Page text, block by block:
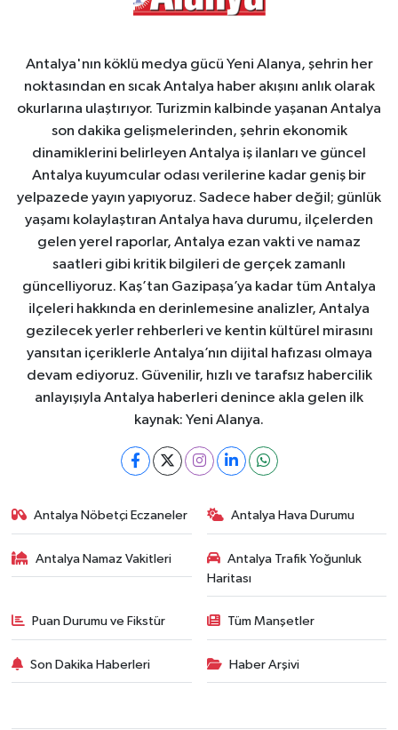
Antalya'nın köklü medya gücü Yeni Alanya, şehrin her
noktasından en sıcak Antalya haber akışını anlık olarak
okurlarına ulaştırıyor. Turizmin kalbinde yaşanan Antalya
son dakika gelişmelerinden, şehrin ekonomik
dinamiklerini belirleyen Antalya iş ilanları ve güncel
Antalya kuyumcular odası verilerine kadar geniş bir
yelpazede yayın yapıyoruz. Sadece haber değil; günlük
yaşamı kolaylaştıran Antalya hava durumu, ilçelerden
gelen yerel raporlar, Antalya ezan vakti ve namaz
saatleri gibi kritik bilgileri de gerçek zamanlı
güncelliyoruz. Kaş’tan Gazipaşa’ya kadar tüm Antalya
ilçeleri hakkında en derinlemesine analizler, Antalya
gezilecek yerler rehberleri ve kentin kültürel mirasını
yansıtan içeriklerle Antalya’nın dijital hafızası olmaya
devam ediyoruz. Güvenilir, hızlı ve tarafsız habercilik
anlayışıyla Antalya haberleri denince akla gelen ilk
kaynak: Yeni Alanya.
Antalya Nöbetçi Eczaneler Antalya Hava Durumu
Antalya Namaz Vakitleri
Antalya Trafik Yoğunluk
Haritası
Puan Durumu ve Fikstür Tüm Manşetler
Son Dakika Haberleri Haber Arşivi